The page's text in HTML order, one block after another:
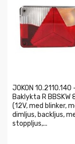
JOKON 10.2110.140
Baklykta R BBSKW
(12V, med blinker,
dimljus, backljus,
stoppljus,...